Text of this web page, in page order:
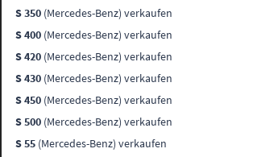
S 350 (Mercedes-Benz) verkaufen
S 400 (Mercedes-Benz) verkaufen
S 420 (Mercedes-Benz) verkaufen
S 430 (Mercedes-Benz) verkaufen
S 450 (Mercedes-Benz) verkaufen
S 500 (Mercedes-Benz) verkaufen
S 55 (Mercedes-Benz) verkaufen